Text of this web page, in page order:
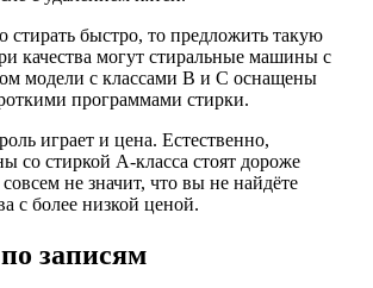
стирать быстро, то предложить такую
качества могут стиральные машины с
модели с классами В и С оснащены
программами стирки.
играет и цена. Естественно,
со стиркой А-класса стоят дороже
не значит, что вы не найдёте
с более низкой ценой.
записям